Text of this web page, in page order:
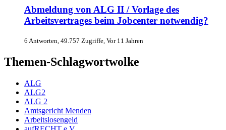
Abmeldung von ALG II / Vorlage des
Arbeitsvertrages beim Jobcenter notwendig?
6 Antworten, 49.757 Zugriffe, Vor 11 Jahren
Themen-Schlagwortwolke
ALG
ALG2
ALG 2
Amtsgericht Menden
Arbeitslosengeld